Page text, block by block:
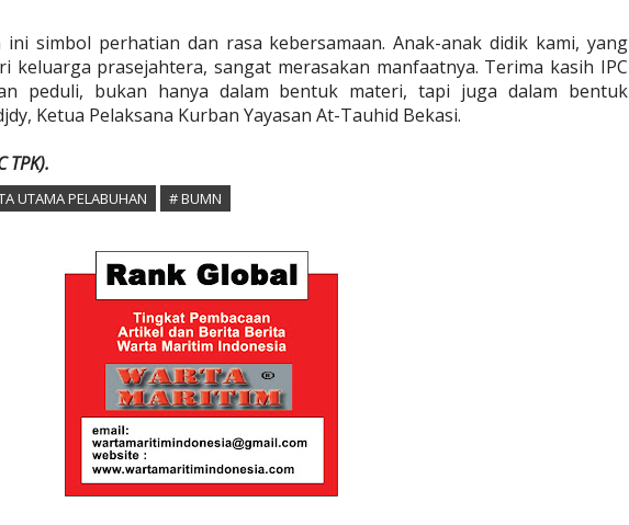
ini simbol perhatian dan rasa kebersamaan. Anak-anak didik kami, yang
keluarga prasejahtera, sangat merasakan manfaatnya. Terima kasih IPC
peduli, bukan hanya dalam bentuk materi, tapi juga dalam bentuk
Ketua Pelaksana Kurban Yayasan At-Tauhid Bekasi.
TPK).
UTAMA PELABUHAN # BUMN